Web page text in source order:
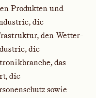
Produkten und
die
den Wetter-
die
das
die
sowie